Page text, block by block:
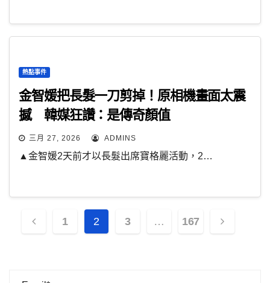
熱點事件
金智媛把長髮一刀剪掉！原相機畫面太震
撼 韓媒狂讚：是傳奇顏值
三月 27, 2026 ADMINS
▲金智媛2天前才以長髮出席寶格麗活動，2…
文
1 2 3 … 167